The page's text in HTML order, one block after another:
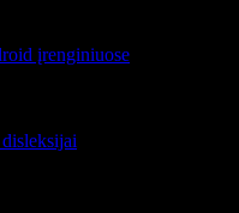
įrenginiuose